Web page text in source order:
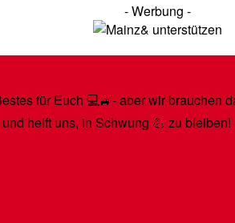
- Werbung -
für Euch 💻🚙- aber wir
helft uns, in Schwung 💪 zu bleiben!